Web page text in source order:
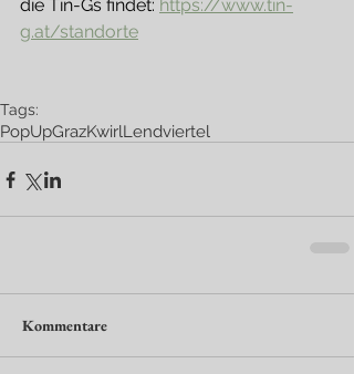
die Tin-Gs findet: https://www.tin-
g.at/standorte
Tags:
PopUpGrazKwirlLendviertel
Kommentare